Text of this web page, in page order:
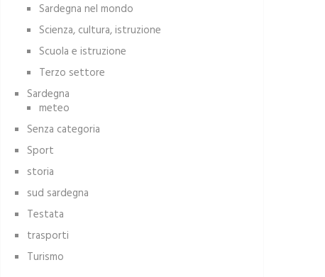
Sardegna nel mondo
Scienza, cultura, istruzione
Scuola e istruzione
Terzo settore
Sardegna
meteo
Senza categoria
Sport
storia
sud sardegna
Testata
trasporti
Turismo